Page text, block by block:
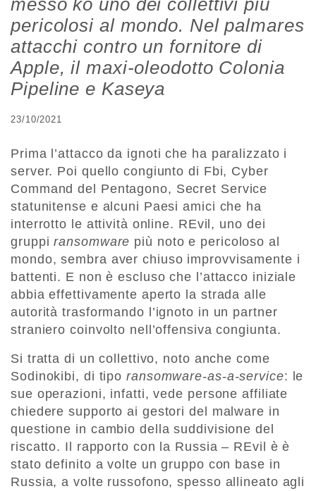
pericolosi al mondo. Nel palmares
attacchi contro un fornitore di
Apple, il maxi-oleodotto Colonia
Pipeline e Kaseya
23/10/2021
Prima l’attacco da ignoti che ha paralizzato i
server. Poi quello congiunto di Fbi, Cyber
Command del Pentagono, Secret Service
statunitense e alcuni Paesi amici che ha
interrotto le attività online. REvil, uno dei
gruppiransomware più noto e pericoloso al
mondo, sembra aver chiuso improvvisamente i
battenti. E non è escluso che l’attacco iniziale
abbia effettivamente aperto la strada alle
autorità trasformando l’ignoto in un partner
straniero coinvolto nell’offensiva congiunta.
Si tratta di un collettivo, noto anche come
Sodinokibi, di tipo ransomware-as-a-service: le
sue operazioni, infatti, vede persone affiliate
chiedere supporto ai gestori del malware in
questione in cambio della suddivisione del
riscatto. Il rapporto con la Russia – REvil è è
stato definito a volte un gruppo con base in
Russia, a volte russofono, spesso allineato agli